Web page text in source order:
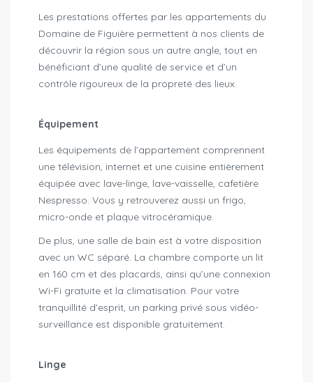
Les prestations offertes par les appartements du
Domaine de Figuière permettent à nos clients de
découvrir la région sous un autre angle, tout en
bénéficiant d’une qualité de service et d’un
contrôle rigoureux de la propreté des lieux.
Équipement
Les équipements de l’appartement comprennent
une télévision, internet et une cuisine entièrement
équipée avec lave-linge, lave-vaisselle, cafetière
Nespresso. Vous y retrouverez aussi un frigo,
micro-onde et plaque vitrocéramique.
De plus, une salle de bain est à votre disposition
avec un WC séparé. La chambre comporte un lit
en 160 cm et des placards, ainsi qu’une connexion
Wi-Fi gratuite et la climatisation. Pour votre
tranquillité d’esprit, un parking privé sous vidéo-
surveillance est disponible gratuitement.
Linge